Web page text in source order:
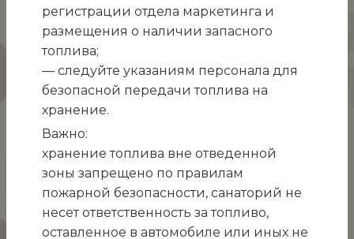
Дорогие Гости санатория «Белоруссия»!
Теперь каждый из вас может стать нашим
почетным Гостем.
Мы запускаемПРОГРАММУ ЛОЯЛЬНОСТИдля
регистрации отдела маркетинга и
размещения о наличии запасного
топлива;
— следуйте указаниям персонала для
безопасной передачи топлива на
хранение.
Важно:
хранение топлива вне отведенной
зоны запрещено по правилам
пожарной безопасности, санаторий не
несет ответственность за топливо,
оставленное в автомобиле или иных не